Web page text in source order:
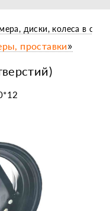
диски, колеса в
проставки»